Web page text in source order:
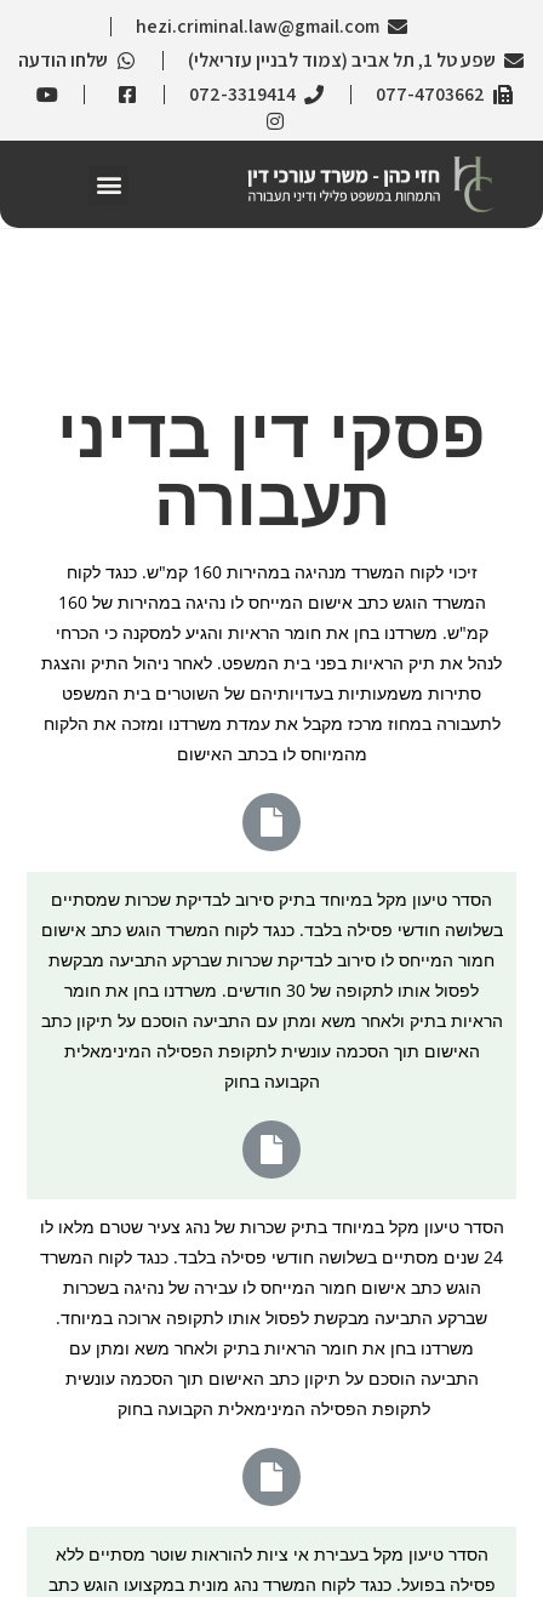
hezi.criminal.law@gmail.com
שפע טל 1, תל אביב (צמוד לבניין עזריאלי)
שלחו הודעה
077-4703662
072-3319414
פסקי דין בדיני
תעבורה
זיכוי לקוח המשרד מנהיגה במהירות 160 קמ"ש. כנגד לקוח
המשרד הוגש כתב אישום המייחס לו נהיגה במהירות של 160
קמ"ש. משרדנו בחן את חומר הראיות והגיע למסקנה כי הכרחי
לנהל את תיק הראיות בפני בית המשפט. לאחר ניהול התיק והצגת
סתירות משמעותיות בעדויותיהם של השוטרים בית המשפט
לתעבורה במחוז מרכז מקבל את עמדת משרדנו ומזכה את הלקוח
מהמיוחס לו בכתב האישום
הסדר טיעון מקל במיוחד בתיק סירוב לבדיקת שכרות שמסתיים
בשלושה חודשי פסילה בלבד. כנגד לקוח המשרד הוגש כתב אישום
חמור המייחס לו סירוב לבדיקת שכרות שברקע התביעה מבקשת
לפסול אותו לתקופה של 30 חודשים. משרדנו בחן את חומר
הראיות בתיק ולאחר משא ומתן עם התביעה הוסכם על תיקון כתב
האישום תוך הסכמה עונשית לתקופת הפסילה המינימאלית
הקבועה בחוק
הסדר טיעון מקל במיוחד בתיק שכרות של נהג צעיר שטרם מלאו לו
24 שנים מסתיים בשלושה חודשי פסילה בלבד. כנגד לקוח המשרד
הוגש כתב אישום חמור המייחס לו עבירה של נהיגה בשכרות
שברקע התביעה מבקשת לפסול אותו לתקופה ארוכה במיוחד.
משרדנו בחן את חומר הראיות בתיק ולאחר משא ומתן עם
התביעה הוסכם על תיקון כתב האישום תוך הסכמה עונשית
לתקופת הפסילה המינימאלית הקבועה בחוק
הסדר טיעון מקל בעבירת אי ציות להוראות שוטר מסתיים ללא
פסילה בפועל. כנגד לקוח המשרד נהג מונית במקצועו הוגש כתב